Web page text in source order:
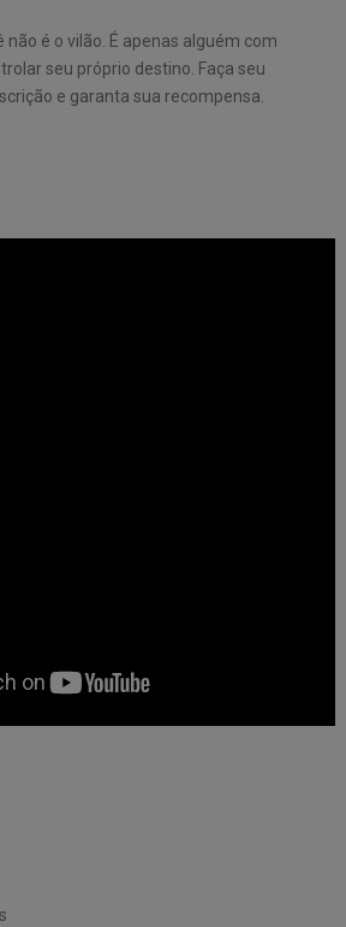
não é o vilão. É apenas alguém com
seu próprio destino. Faça seu
e garanta sua recompensa.